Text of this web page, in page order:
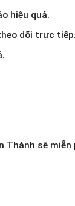
hiệu quả.
dõi trực tiếp.
sẽ miễn